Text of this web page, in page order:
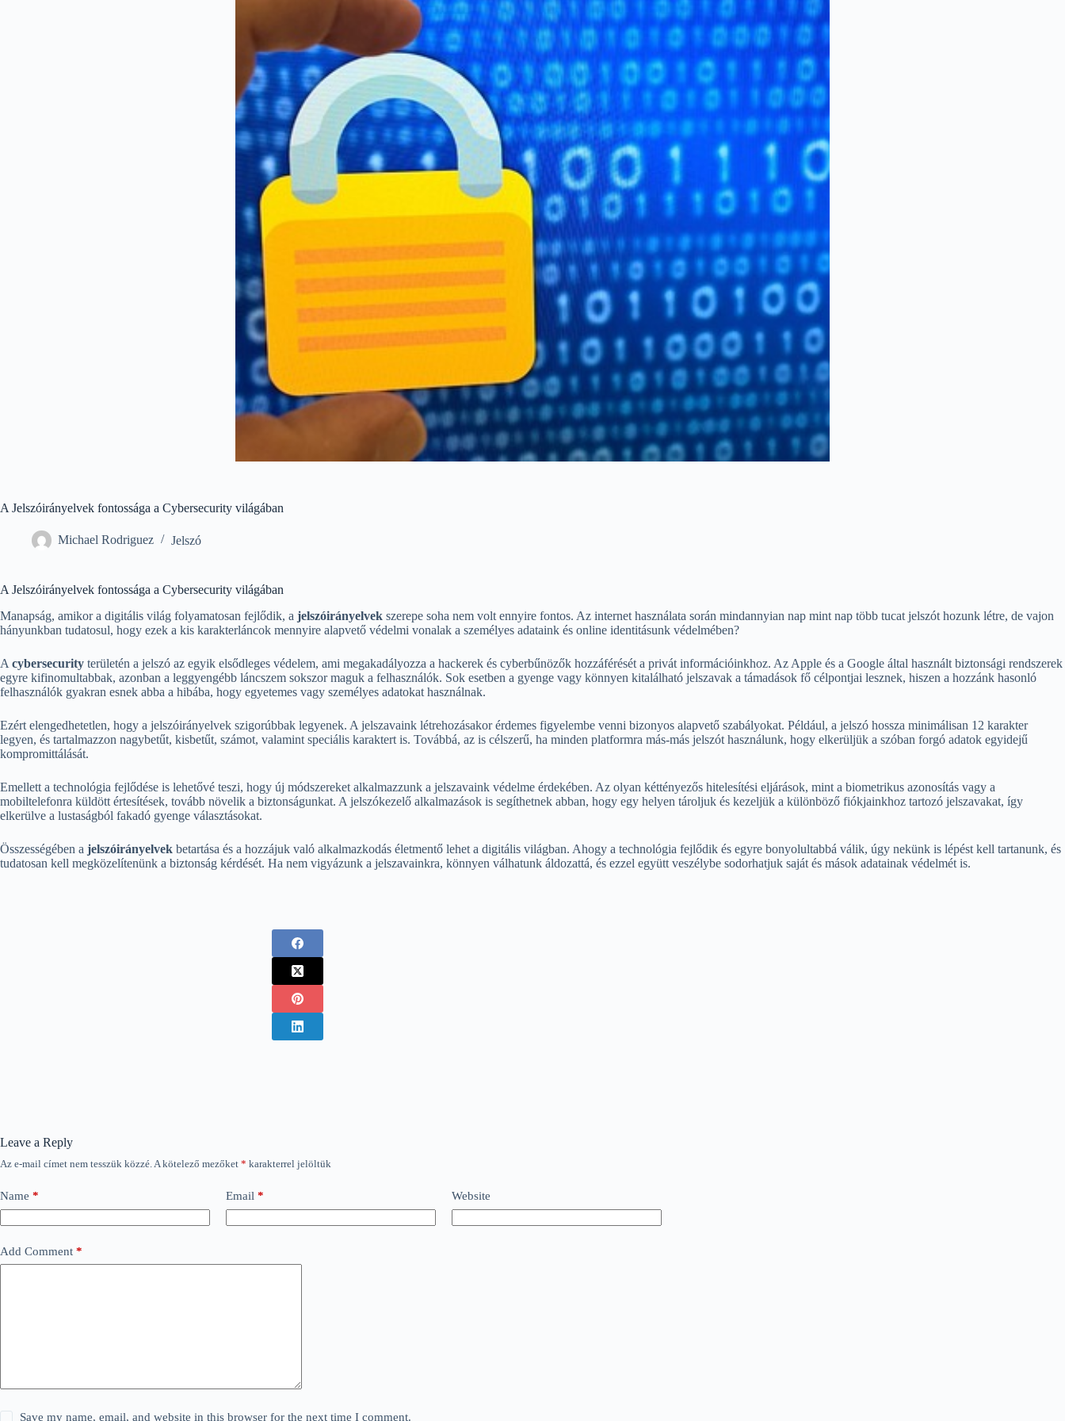
A Jelszóirányelvek fontossága a Cybersecurity világában
Michael Rodriguez Jelszó
A Jelszóirányelvek fontossága a Cybersecurity világában
Manapság, amikor a digitális világ folyamatosan fejlődik, a jelszóirányelvek szerepe soha nem volt ennyire fontos. Az internet használata során mindannyian nap mint nap több tucat jelszót hozunk létre, de vajon
hányunkban tudatosul, hogy ezek a kis karakterláncok mennyire alapvető védelmi vonalak a személyes adataink és online identitásunk védelmében?
A cybersecurity területén a jelszó az egyik elsődleges védelem, ami megakadályozza a hackerek és cyberbűnözők hozzáférését a privát információinkhoz. Az Apple és a Google által használt biztonsági rendszerek
egyre kifinomultabbak, azonban a leggyengébb láncszem sokszor maguk a felhasználók. Sok esetben a gyenge vagy könnyen kitalálható jelszavak a támadások fő célpontjai lesznek, hiszen a hozzánk hasonló
felhasználók gyakran esnek abba a hibába, hogy egyetemes vagy személyes adatokat használnak.
Ezért elengedhetetlen, hogy a jelszóirányelvek szigorúbbak legyenek. A jelszavaink létrehozásakor érdemes figyelembe venni bizonyos alapvető szabályokat. Például, a jelszó hossza minimálisan 12 karakter
legyen, és tartalmazzon nagybetűt, kisbetűt, számot, valamint speciális karaktert is. Továbbá, az is célszerű, ha minden platformra más-más jelszót használunk, hogy elkerüljük a szóban forgó adatok egyidejű
kompromittálását.
Emellett a technológia fejlődése is lehetővé teszi, hogy új módszereket alkalmazzunk a jelszavaink védelme érdekében. Az olyan kéttényezős hitelesítési eljárások, mint a biometrikus azonosítás vagy a
mobiltelefonra küldött értesítések, tovább növelik a biztonságunkat. A jelszókezelő alkalmazások is segíthetnek abban, hogy egy helyen tároljuk és kezeljük a különböző fiókjainkhoz tartozó jelszavakat, így
elkerülve a lustaságból fakadó gyenge választásokat.
Összességében a jelszóirányelvek betartása és a hozzájuk való alkalmazkodás életmentő lehet a digitális világban. Ahogy a technológia fejlődik és egyre bonyolultabbá válik, úgy nekünk is lépést kell tartanunk, és
tudatosan kell megközelítenünk a biztonság kérdését. Ha nem vigyázunk a jelszavainkra, könnyen válhatunk áldozattá, és ezzel együtt veszélybe sodorhatjuk saját és mások adatainak védelmét is.
Leave a Reply
Az e-mail címet nem tesszük közzé.A kötelező mezőket * karakterrel jelöltük
Name * Email * Website
Add Comment *
Save my name, email, and website in this browser for the next time I comment.